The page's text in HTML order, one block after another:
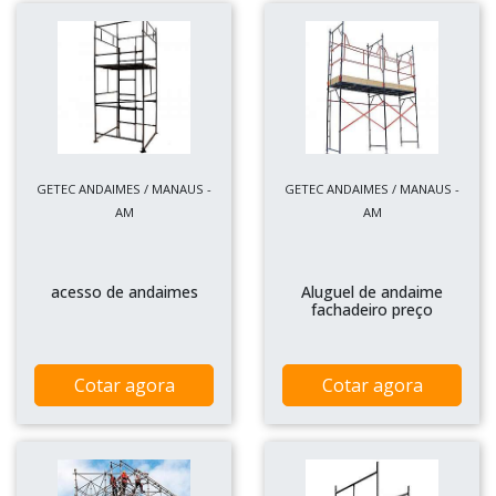
GETEC ANDAIMES / MANAUS -
AM
acesso de andaimes
Cotar agora
GETEC ANDAIMES / MANAUS -
AM
Aluguel de andaime
fachadeiro preço
Cotar agora